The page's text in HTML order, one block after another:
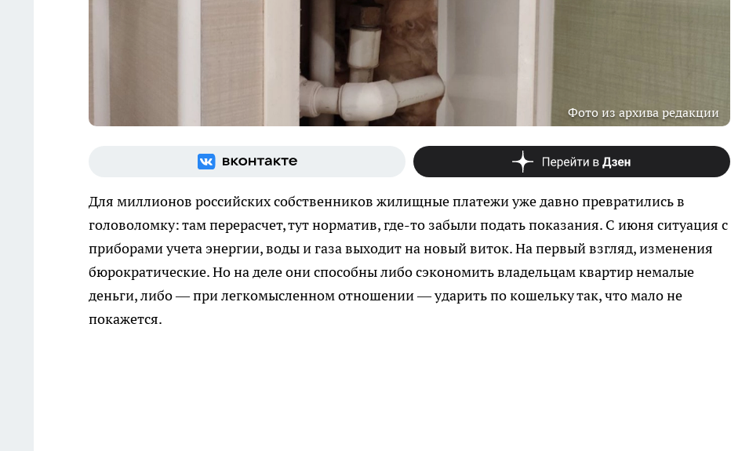
Фото из архива редакции
Для миллионов российских собственников жилищные платежи уже давно превратились в
головоломку: там перерасчет, тут норматив, где-то забыли подать показания. С июня ситуация с
приборами учета энергии, воды и газа выходит на новый виток. На первый взгляд, изменения
бюрократические. Но на деле они способны либо сэкономить владельцам квартир немалые
деньги, либо — при легкомысленном отношении — ударить по кошельку так, что мало не
покажется.